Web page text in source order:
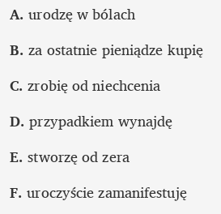
A. urodzę w bólach
B. za ostatnie pieniądze kupię
C. zrobię od niechcenia
D. przypadkiem wynajdę
E. stworzę od zera
F. uroczyście zamanifestuję